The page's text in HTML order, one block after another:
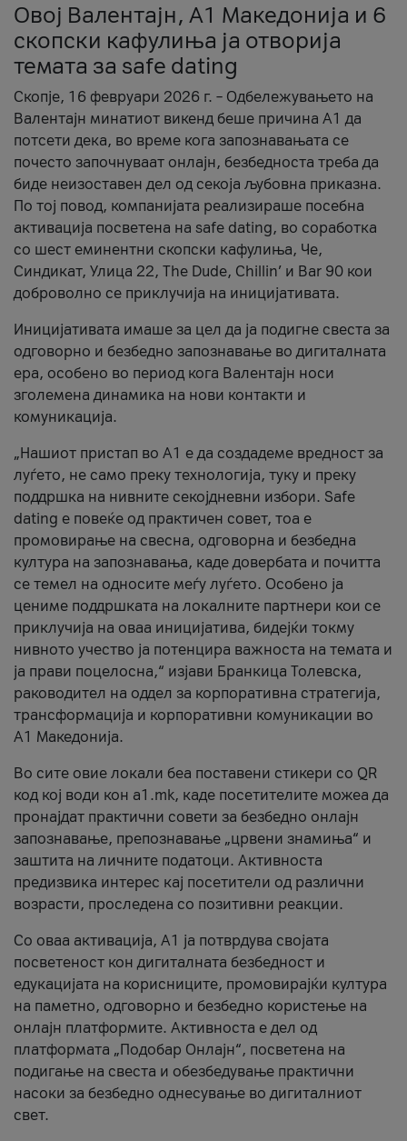
Овој Валентајн, A1 Македонија и 6
скопски кафулиња ја отворија
темата за safe dating
Скопје, 16 февруари 2026 г. – Одбележувањето на
Валентајн минатиот викенд беше причина А1 да
потсети дека, во време кога запознавањата се
почесто започнуваат онлајн, безбедноста треба да
биде неизоставен дел од секоја љубовна приказна.
По тој повод, компанијата реализираше посебна
активација посветена на safe dating, во соработка
со шест еминентни скопски кафулиња, Че,
Синдикат, Улица 22, The Dude, Chillin’ и Bar 90 кои
доброволно се приклучија на иницијативата.
Иницијативата имаше за цел да ја подигне свеста за
одговорно и безбедно запознавање во дигиталната
ера, особено во период кога Валентајн носи
зголемена динамика на нови контакти и
комуникација.
„Нашиот пристап во А1 е да создадеме вредност за
луѓето, не само преку технологија, туку и преку
поддршка на нивните секојдневни избори. Safe
dating е повеќе од практичен совет, тоа е
промовирање на свесна, одговорна и безбедна
култура на запознавања, каде довербата и почитта
се темел на односите меѓу луѓето. Особено ја
цениме поддршката на локалните партнери кои се
приклучија на оваа иницијатива, бидејќи токму
нивното учество ја потенцира важноста на темата и
ја прави поцелосна,“ изјави Бранкица Толевска,
раководител на оддел за корпоративна стратегија,
трансформација и корпоративни комуникации во
А1 Македонија.
Во сите овие локали беа поставени стикери со QR
код кој води кон a1.mk, каде посетителите можеа да
пронајдат практични совети за безбедно онлајн
запознавање, препознавање „црвени знамиња“ и
заштита на личните податоци. Активноста
предизвика интерес кај посетители од различни
возрасти, проследена со позитивни реакции.
Со оваа активација, А1 ја потврдува својата
посветеност кон дигиталната безбедност и
едукацијата на корисниците, промовирајќи култура
на паметно, одговорно и безбедно користење на
онлајн платформите. Активноста е дел од
платформата „Подобар Онлајн“, посветена на
подигање на свеста и обезбедување практични
насоки за безбедно однесување во дигиталниот
свет.